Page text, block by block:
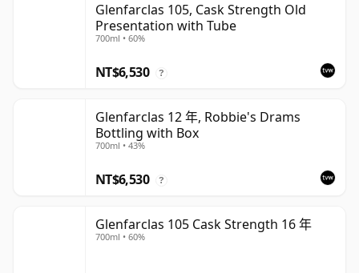
Glenfarclas 105, Cask Strength Old
Presentation with Tube
700ml • 60%
NT$6,530 ?
Glenfarclas 12 年, Robbie's Drams
Bottling with Box
700ml • 43%
NT$6,530 ?
Glenfarclas 105 Cask Strength 16 年
700ml • 60%